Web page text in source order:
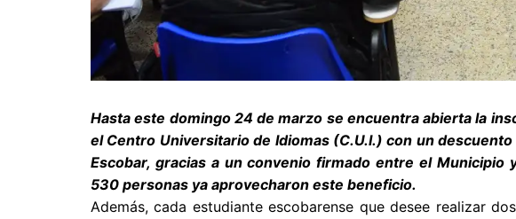
Hasta este domingo 24 de marzo se encuentra abierta la
el Centro Universitario de Idiomas (C.U.I.) con un
Escobar, gracias a un convenio firmado entre el Municipio
530 personas ya aprovecharon este beneficio.
Además, cada estudiante escobarense que desee realizar